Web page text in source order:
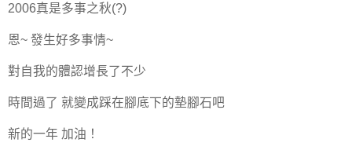
2006真是多事之秋(?)
恩~ 發生好多事情~
對自我的體認增長了不少
時間過了 就變成踩在腳底下的墊腳石吧
新的一年 加油！